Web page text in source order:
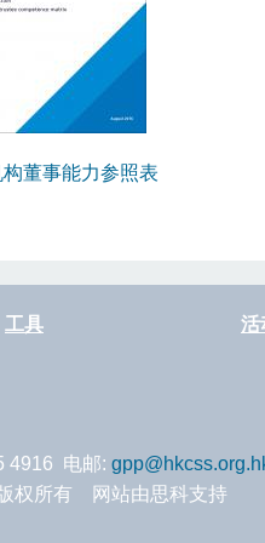
董事能力参照表
工具 活
4916 电邮:
权所有 网站由思科支持